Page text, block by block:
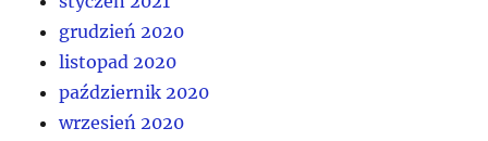
grudzień 2020
listopad 2020
październik 2020
wrzesień 2020